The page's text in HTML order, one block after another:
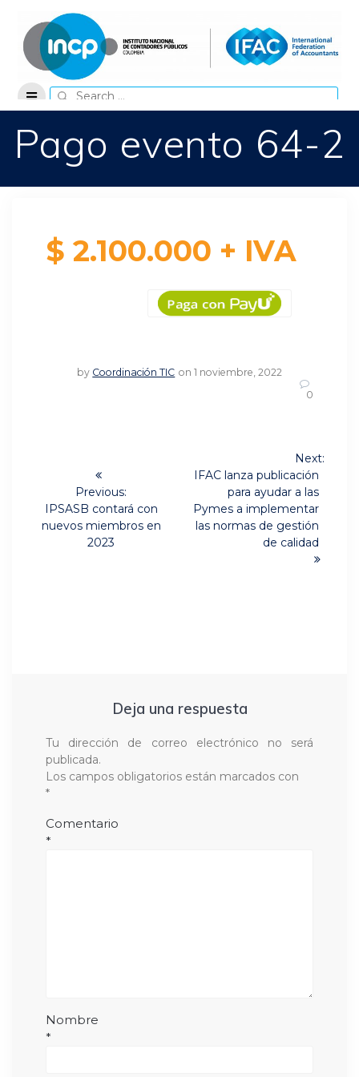
content
Search
for:
Pago evento 64-2
$ 2.100.000 + IVA
by Coordinación TIC on 1 noviembre, 2022
0
entradas
Previous:
Previous
post:
IPSASB contará con
nuevos miembros en
2023
Next:
Next
IFAC lanza publicación
para ayudar a las
Pymes a implementar
las normas de gestión
de calidad
Deja una respuesta
Tu dirección de correo electrónico no será
publicada.
Los campos obligatorios están marcados con
*
Comentario
*
Nombre
*